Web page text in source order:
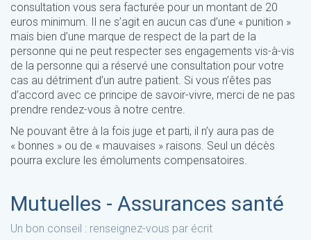
consultation vous sera facturée pour un montant de 20
euros minimum. Il ne s’agit en aucun cas d’une « punition »
mais bien d’une marque de respect de la part de la
personne qui ne peut respecter ses engagements vis-à-vis
de la personne qui a réservé une consultation pour votre
cas au détriment d’un autre patient. Si vous n’êtes pas
d’accord avec ce principe de savoir-vivre, merci de ne pas
prendre rendez-vous à notre centre.
Ne pouvant être à la fois juge et parti, il n’y aura pas de
« bonnes » ou de « mauvaises » raisons. Seul un décès
pourra exclure les émoluments compensatoires.
Mutuelles - Assurances santé
Un bon conseil : renseignez-vous par écrit